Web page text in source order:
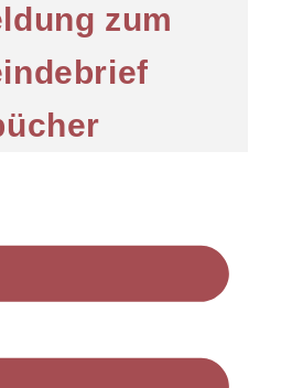
zum